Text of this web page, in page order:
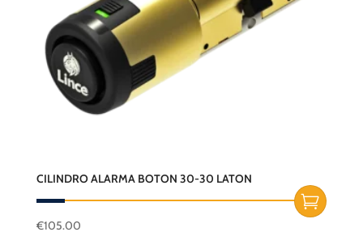
CILINDRO ALARMA BOTON 30-30 LATON
€105.00